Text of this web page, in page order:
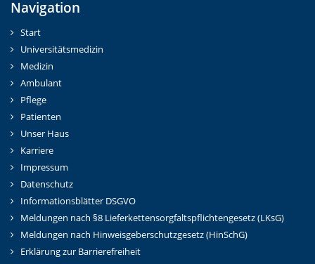
Navigation
Start
Universitätsmedizin
Medizin
Ambulant
Pflege
Patienten
Unser Haus
Karriere
Impressum
Datenschutz
Informationsblätter DSGVO
Meldungen nach §8 Lieferkettensorgfaltspflichtengesetz (LKsG)
Meldungen nach Hinweisgeberschutzgesetz (HinSchG)
Erklärung zur Barrierefreiheit